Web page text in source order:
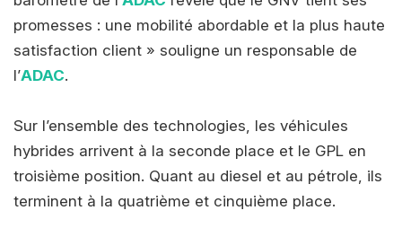
promesses : une mobilité abordable et la plus haute
satisfaction client » souligne un responsable de
l’ADAC.
Sur l’ensemble des technologies, les véhicules
hybrides arrivent à la seconde place et le GPL en
troisième position. Quant au diesel et au pétrole, ils
terminent à la quatrième et cinquième place.